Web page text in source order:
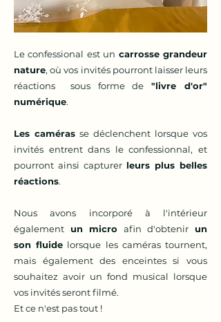
Le confessional est un carrosse grandeur
nature, où vos invités pourront laisser leurs
réactions sous forme de"livre d'or"
numérique.
Les caméras se déclenchent lorsque vos
invités entrent dans le confessionnal, et
pourront ainsi capturer leurs plus belles
réactions.
Nous avons incorporé à l'intérieur
également un micro afin d'obtenirun
son fluide lorsque les caméras tournent,
mais également des enceintes si vous
souhaitez avoir un fond musical lorsque
vos invités seront filmé.
Et ce n'est pas tout !